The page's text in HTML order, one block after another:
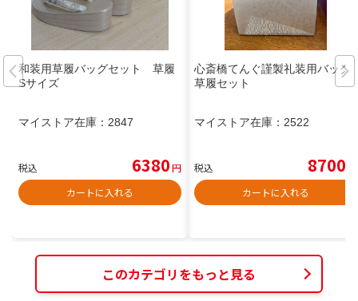
和装用草履バッグセット 草履
Sサイズ
マイストア在庫： 2847
税込 6380円
カートに入れる
心斎橋てんぐ謹製礼装用バッグ
草履セット
マイストア在庫： 2522
税込 8700
カートに入れる
このカテゴリをもっと見る